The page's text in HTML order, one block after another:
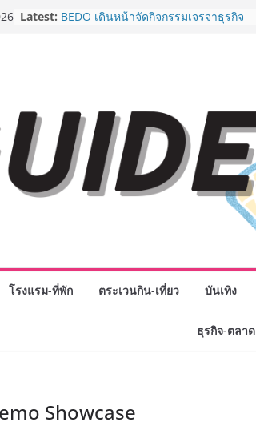
Latest: ยาวนานกว่า 20 ปี ต่อยอดเสิร์ฟความ
พาณิชย์อย่างยั่งยืน
LORDNINE จัดศึกคนดังสายเกม ไทย
ปะทะ ฟิลิปปินส์ ใน “Rise of the Tenth
Lord” เปิดสงครามกิลด์ข้ามประเทศ
ฉลองเซิร์ฟเวอร์ใหม่ เฮเลนา
Guangzhou Yinghao School เผยวิสัย
ทัศน์การศึกษาที่พร้อมรับอนาคต “เราไม่
8.8 “ซูเลียน” รวมพลังนักธุรกิจทั่ว
ประเทศ จัดประชุมใหญ่แห่งปี พบ CEO
โรงแรม-ที่พัก ตระเวนกิน-เที่ยว บันเทิง
ธุรกิจ-ตลาด
Showcase